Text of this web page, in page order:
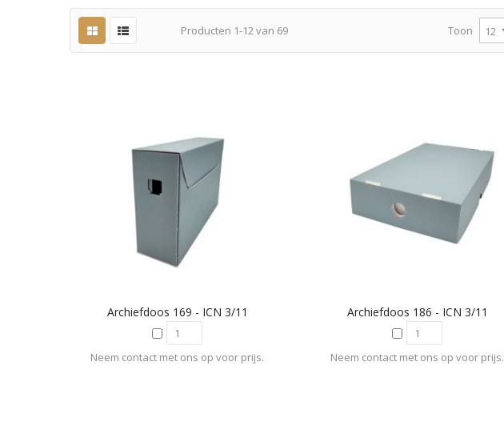
Producten 1-12van 69 Toon
Archiefdoos 169 - ICN 3/11
Neem contact met ons op voor prijs.
Archiefdoos 186 - ICN 3/11
Neem contact met ons op voor prijs.